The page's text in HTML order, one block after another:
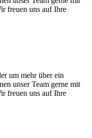
freuen uns auf Ihre
um mehr über ein
unser Team gerne mit
freuen uns auf Ihre